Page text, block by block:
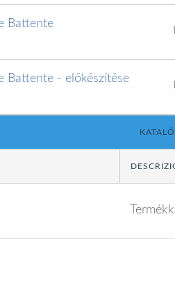
Battente
Battente - előkészítése